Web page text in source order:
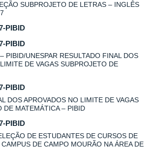
SUBPROJETO DE LETRAS – INGLÊS
PIBID
PIBID
PIBID/UNESPAR RESULTADO FINAL DOS
DE VAGAS SUBPROJETO DE
PIBID
DOS APROVADOS NO LIMITE DE VAGAS
DE MATEMÁTICA – PIBID
PIBID
DE ESTUDANTES DE CURSOS DE
DE CAMPO MOURÃO NA ÁREA DE